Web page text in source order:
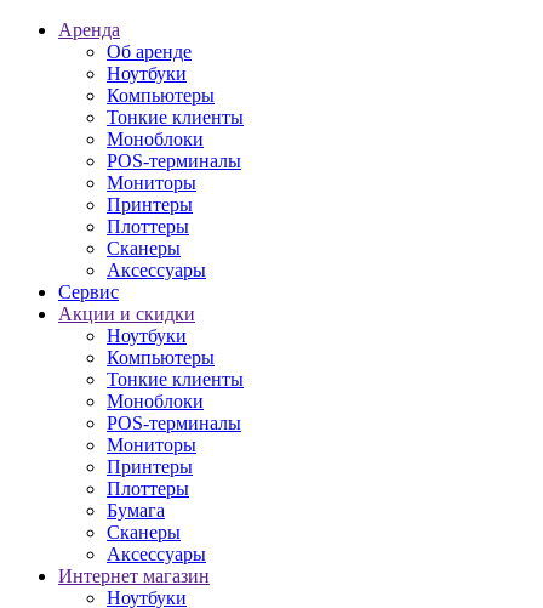
Аренда
Об аренде
Ноутбуки
Компьютеры
Тонкие клиенты
Моноблоки
POS-терминалы
Мониторы
Принтеры
Плоттеры
Сканеры
Аксессуары
Сервис
Акции и скидки
Ноутбуки
Компьютеры
Тонкие клиенты
Моноблоки
POS-терминалы
Мониторы
Принтеры
Плоттеры
Бумага
Сканеры
Аксессуары
Интернет магазин
Ноутбуки